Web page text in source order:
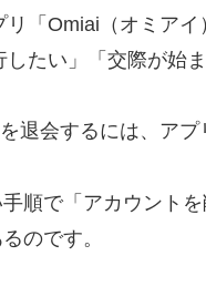
リ「Omiai（オミア
たい」「交際が始
退会するには、ア
順で「アカウント
のです。